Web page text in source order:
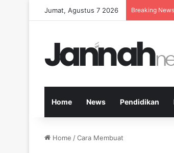
Jumat, Agustus 7 2026 Breaking News
Home News Pendidikan
Home /Cara Membuat